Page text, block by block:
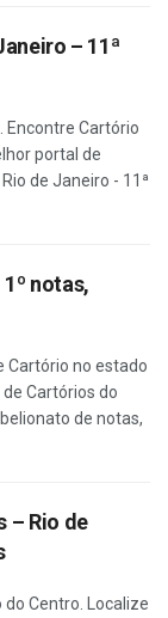
– 11ª
Encontre Cartório
portal de
de Janeiro - 11ª
notas,
Cartório no estado
Cartórios do
de notas,
– Rio de
Centro. Localize